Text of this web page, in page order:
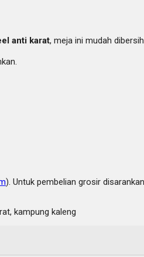
anti karat, meja ini mudah
). Untuk pembelian grosir
kampung kaleng